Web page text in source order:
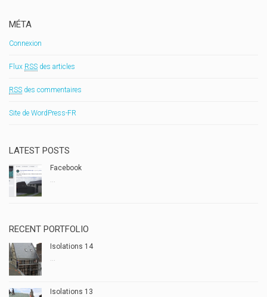
MÉTA
Connexion
Flux RSS des articles
RSS des commentaires
Site de WordPress-FR
LATEST POSTS
Facebook
...
RECENT PORTFOLIO
Isolations 14
...
Isolations 13